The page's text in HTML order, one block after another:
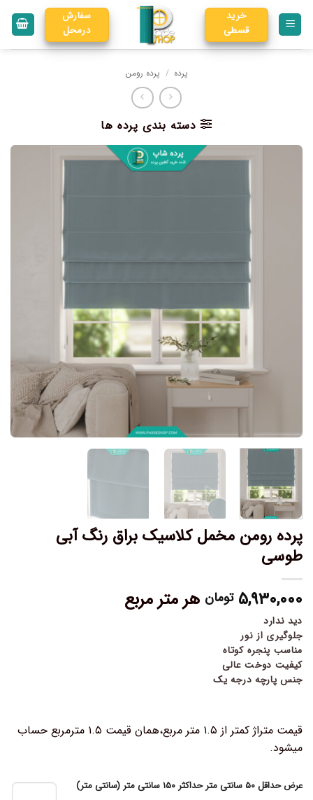
خرید
قسطی
سفارش
درمحل
پرده / پرده رومن
دسته بندی پرده ها
پرده رومن مخمل کلاسیک براق رنگ آبی
طوسی
۵,۹۳۰,۰۰۰ تومان هر متر مربع
دید ندارد
جلوگیری از نور
مناسب پنجره کوتاه
کیفیت دوخت عالی
جنس پارچه درجه یک
قیمت متراژ کمتر از ۱.۵ متر مربع،همان قیمت ۱.۵ مترمربع حساب
میشود.
عرض حداقل ۵۰ سانتی متر حداکثر ۱۵۰ سانتی متر (سانتی متر)